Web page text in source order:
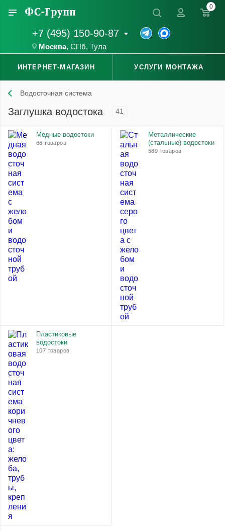
+7 (495) 150-90-87
Москва, СПб, Тула
0
ИНТЕРНЕТ-МАГАЗИН УСЛУГИ МОНТАЖА
Водосточная система
Заглушка водостока 41
Медные водостоки
66 товаров
Металлические
(стальные) водостоки
589 товаров
Пластиковые
водостоки
107 товаров